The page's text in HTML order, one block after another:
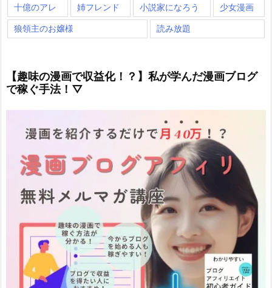
十億のアレ 姉フレンド 小説家になろう 少女漫画
狼領主のお嬢様 読み放題
【趣味の漫画で収益化！？】私が学んだ漫画ブログ
で稼ぐ手法！▽